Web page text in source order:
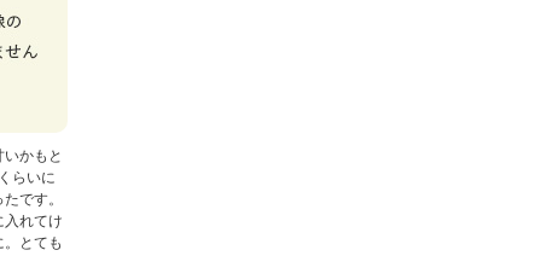
かもと
らいに
です。
入れてけ
とても